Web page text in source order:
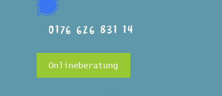
0176 626 831 14
Onlineberatung